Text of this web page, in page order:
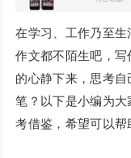
在学习、工作乃至
作文都不陌生吧，
的心静下来，思考
笔？以下是小编为
考借鉴，希望可以帮